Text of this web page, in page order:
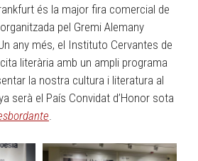
és la major fira comercial de
pel Gremi Alemany
any més, el Instituto Cervantes de
literària amb un ampli programa
la nostra cultura i literatura al
serà el País Convidat d’Honor sota
.